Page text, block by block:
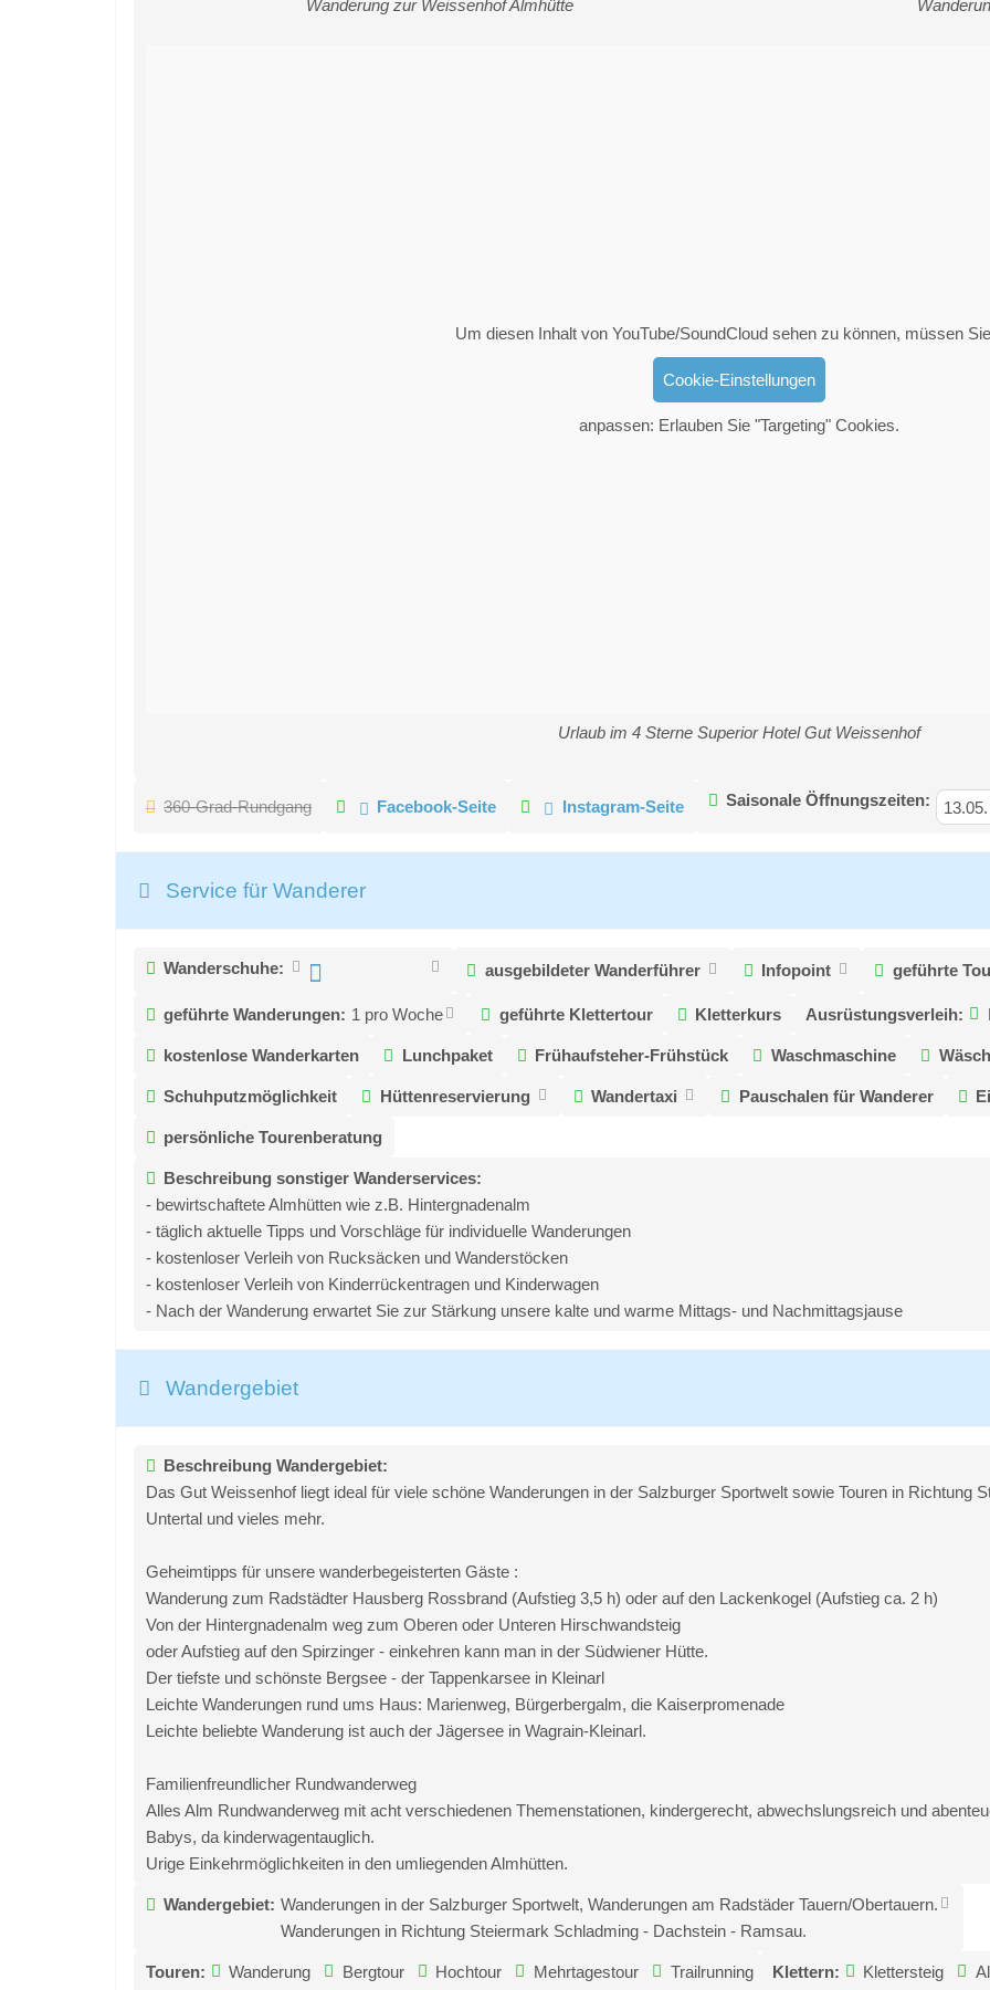
Wanderung zur Weissenhof Almhütte
Um diesen Inhalt von YouTube/SoundCloud sehen zu können, müssen
Cookie-Einstellungen
anpassen: Erlauben Sie "Targeting" Cookies.
Urlaub im 4 Sterne Superior Hotel Gut Weissenhof
360-Grad-Rundgang Facebook-Seite Instagram-Seite Saisonale Öffnungszeiten: 13.05.
Service für Wanderer
Wanderschuhe: ausgebildeter Wanderführer Infopoint geführte
geführte Wanderungen: 1 pro Woche geführte Klettertour Kletterkurs Ausrüstungsverleih:
kostenlose Wanderkarten Lunchpaket Frühaufsteher-Frühstück Waschmaschine
Schuhputzmöglichkeit Hüttenreservierung Wandertaxi Pauschalen für Wanderer
persönliche Tourenberatung
Beschreibung sonstiger Wanderservices:
- bewirtschaftete Almhütten wie z.B. Hintergnadenalm
- täglich aktuelle Tipps und Vorschläge für individuelle Wanderungen
- kostenloser Verleih von Rucksäcken und Wanderstöcken
- kostenloser Verleih von Kinderrückentragen und Kinderwagen
- Nach der Wanderung erwartet Sie zur Stärkung unsere kalte und warme Mittags- und Nachmittagsjause
Wandergebiet
Beschreibung Wandergebiet:
Das Gut Weissenhof liegt ideal für viele schöne Wanderungen in der Salzburger Sportwelt sowie Touren in Richtung
Untertal und vieles mehr.
Geheimtipps für unsere wanderbegeisterten Gäste :
Wanderung zum Radstädter Hausberg Rossbrand (Aufstieg 3,5 h) oder auf den Lackenkogel (Aufstieg ca. 2 h)
Von der Hintergnadenalm weg zum Oberen oder Unteren Hirschwandsteig
oder Aufstieg auf den Spirzinger - einkehren kann man in der Südwiener Hütte.
Der tiefste und schönste Bergsee - der Tappenkarsee in Kleinarl
Leichte Wanderungen rund ums Haus: Marienweg, Bürgerbergalm, die Kaiserpromenade
Leichte beliebte Wanderung ist auch der Jägersee in Wagrain-Kleinarl.
Familienfreundlicher Rundwanderweg
Alles Alm Rundwanderweg mit acht verschiedenen Themenstationen, kindergerecht, abwechslungsreich und
Babys, da kinderwagentauglich.
Urige Einkehrmöglichkeiten in den umliegenden Almhütten.
Wandergebiet: Wanderungen in der Salzburger Sportwelt, Wanderungen am Radstäder Tauern/Obertauern.
Wanderungen in Richtung Steiermark Schladming - Dachstein - Ramsau.
Touren: Wanderung Bergtour Hochtour Mehrtagestour Trailrunning Klettern: Klettersteig